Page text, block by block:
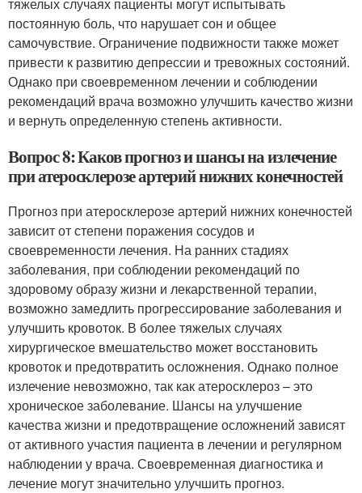
постоянную боль, что нарушает сон и общее
самочувствие. Ограничение подвижности также может
привести к развитию депрессии и тревожных состояний.
Однако при своевременном лечении и соблюдении
рекомендаций врача возможно улучшить качество жизни
и вернуть определенную степень активности.
Вопрос 8: Каков прогноз и шансы на излечение
при атеросклерозе артерий нижних конечностей
Прогноз при атеросклерозе артерий нижних конечностей
зависит от степени поражения сосудов и
своевременности лечения. На ранних стадиях
заболевания, при соблюдении рекомендаций по
здоровому образу жизни и лекарственной терапии,
возможно замедлить прогрессирование заболевания и
улучшить кровоток. В более тяжелых случаях
хирургическое вмешательство может восстановить
кровоток и предотвратить осложнения. Однако полное
излечение невозможно, так как атеросклероз – это
хроническое заболевание. Шансы на улучшение
качества жизни и предотвращение осложнений зависят
от активного участия пациента в лечении и регулярном
наблюдении у врача. Своевременная диагностика и
лечение могут значительно улучшить прогноз.